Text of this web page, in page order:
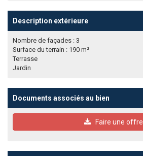
Description extérieure
Nombre de façades : 3
Surface du terrain : 190 m²
Terrasse
Jardin
Documents associés au bien
Faire une offre